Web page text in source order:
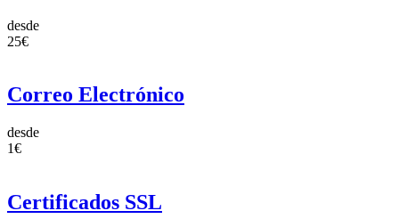
desde
25€
Correo Electrónico
desde
1€
Certificados SSL